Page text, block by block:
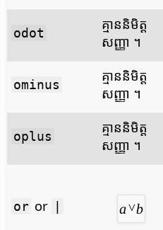
odot
គ្មាន​និមិត្ត​
សញ្ញា ។
ominus
គ្មាន​និមិត្ត​
សញ្ញា ។
oplus
គ្មាន​និមិត្ត​
សញ្ញា ។
or or